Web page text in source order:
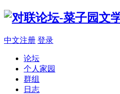
中文注册 登录
论坛
个人家园
群组
日志